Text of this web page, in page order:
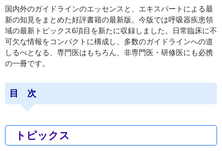
国内外のガイドラインのエッセンスと、エキスパートによる最
新の知見をまとめた好評書籍の最新版。今版では呼吸器疾患領
域の最新トピックス6項目を新たに収録しました。日常臨床に不
可欠な情報をコンパクトに構成し、多数のガイドラインへの道
しるべとなる、専門医はもちろん、非専門医・研修医にも必携
の一冊です。
目 次
トピックス